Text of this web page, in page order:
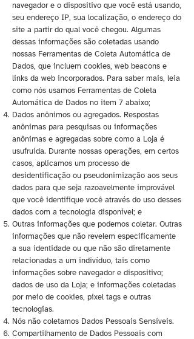
navegador e o dispositivo que você está usando,
seu endereço IP, sua localização, o endereço do
site a partir do qual você chegou. Algumas
dessas informações são coletadas usando
nossas Ferramentas de Coleta Automática de
Dados, que incluem cookies, web beacons e
links da web incorporados. Para saber mais, leia
como nós usamos Ferramentas de Coleta
Automática de Dados no item 7 abaixo;
Dados anônimos ou agregados. Respostas
anônimas para pesquisas ou informações
anônimas e agregadas sobre como a Loja é
usufruída. Durante nossas operações, em certos
casos, aplicamos um processo de
desidentificação ou pseudonimização aos seus
dados para que seja razoavelmente improvável
que você identifique você através do uso desses
dados com a tecnologia disponível; e
Outras informações que podemos coletar. Outras
informações que não revelem especificamente
a sua identidade ou que não são diretamente
relacionadas a um indivíduo, tais como
informações sobre navegador e dispositivo;
dados de uso da Loja; e informações coletadas
por meio de cookies, pixel tags e outras
tecnologias.
Nós não coletamos Dados Pessoais Sensíveis.
Compartilhamento de Dados Pessoais com